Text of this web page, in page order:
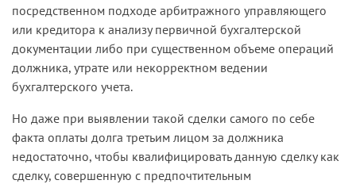
посредственном подходе арбитражного управляющего
или кредитора к анализу первичной бухгалтерской
документации либо при существенном объеме операций
должника, утрате или некорректном ведении
бухгалтерского учета.
Но даже при выявлении такой сделки самого по себе
факта оплаты долга третьим лицом за должника
недостаточно, чтобы квалифицировать данную сделку как
сделку, совершенную с предпочтительным